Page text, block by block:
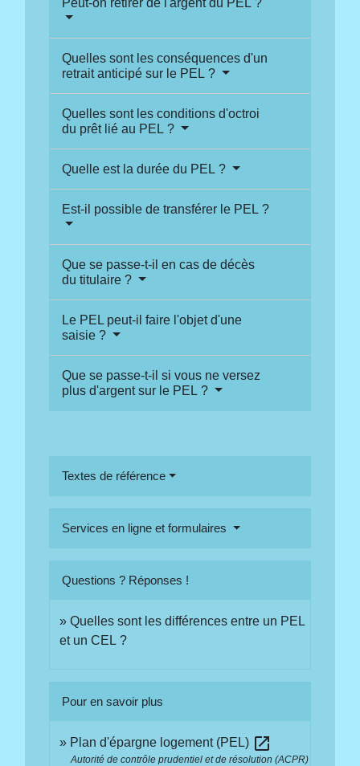
Peut-on retirer de l'argent du PEL ?
Quelles sont les conséquences d'un
retrait anticipé sur le PEL ?
Quelles sont les conditions d'octroi
du prêt lié au PEL ?
Quelle est la durée du PEL ?
Est-il possible de transférer le PEL ?
Que se passe-t-il en cas de décès
du titulaire ?
Le PEL peut-il faire l'objet d'une
saisie ?
Que se passe-t-il si vous ne versez
plus d'argent sur le PEL ?
Textes de référence
Services en ligne et formulaires
Questions ? Réponses !
Quelles sont les différences entre un PEL
et un CEL ?
Pour en savoir plus
Plan d'épargne logement (PEL) open_in_new
Autorité de contrôle prudentiel et de résolution (ACPR)